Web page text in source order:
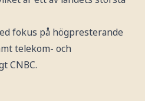
fokus på högpresterande
telekom- och
CNBC.